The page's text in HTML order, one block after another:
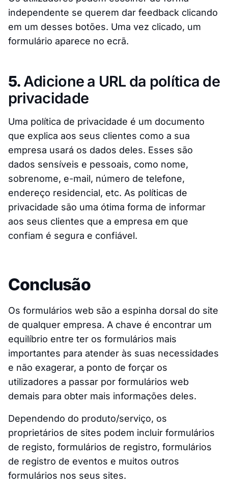
independente se querem dar feedback clicando
em um desses botões. Uma vez clicado, um
formulário aparece no ecrã.
5.Adicione a URL da política de
privacidade
Uma política de privacidade é um documento
que explica aos seus clientes como a sua
empresa usará os dados deles. Esses são
dados sensíveis e pessoais, como nome,
sobrenome, e-mail, número de telefone,
endereço residencial, etc. As políticas de
privacidade são uma ótima forma de informar
aos seus clientes que a empresa em que
confiam é segura e confiável.
Conclusão
Os formulários web são a espinha dorsal do site
de qualquer empresa. A chave é encontrar um
equilíbrio entre ter os formulários mais
importantes para atender às suas necessidades
e não exagerar, a ponto de forçar os
utilizadores a passar por formulários web
demais para obter mais informações deles.
Dependendo do produto/serviço, os
proprietários de sites podem incluir formulários
de registo, formulários de registro, formulários
de registro de eventos e muitos outros
formulários nos seus sites.